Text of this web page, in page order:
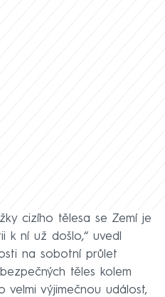
cizího tělesa se Zemí je
k ní už došlo,“ uvedl
na sobotní průlet
těles kolem
velmi výjimečnou událost,